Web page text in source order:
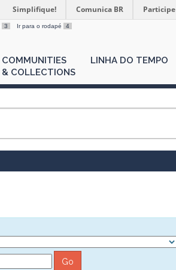
Simplifique! Comunica BR Participe
3 Ir para o rodapé 4
COMMUNITIES
& COLLECTIONS
LINHA DO TEMPO